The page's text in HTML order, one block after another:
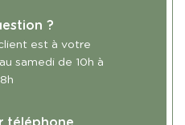
?
est à votre
samedi de 10h à
téléphone